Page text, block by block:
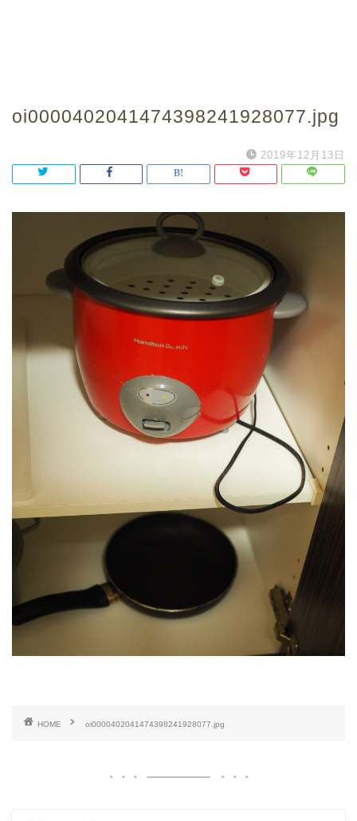
oi0000402041474398241928077.jpg
2019年12月13日
HOME oi0000402041474398241928077.jpg